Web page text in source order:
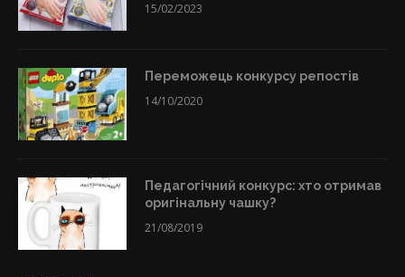
15/02/2023
Переможець конкурсу репостів
14/10/2020
Педагогічний конкурс: хто отримав
оригінальну чашку?
21/08/2019